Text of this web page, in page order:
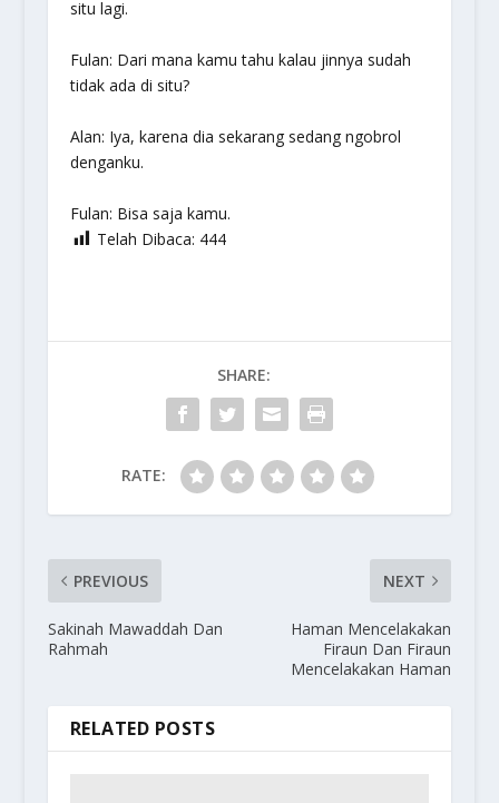
situ lagi.
Fulan: Dari mana kamu tahu kalau jinnya sudah
tidak ada di situ?
Alan: Iya, karena dia sekarang sedang ngobrol
denganku.
Fulan: Bisa saja kamu.
Telah Dibaca: 444
SHARE:
RATE:
PREVIOUS
Sakinah Mawaddah Dan
Rahmah
NEXT
Haman Mencelakakan
Firaun Dan Firaun
Mencelakakan Haman
RELATED POSTS